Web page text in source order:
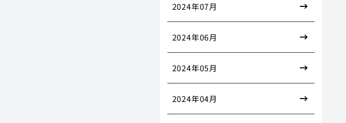
2024年07月
2024年06月
2024年05月
2024年04月